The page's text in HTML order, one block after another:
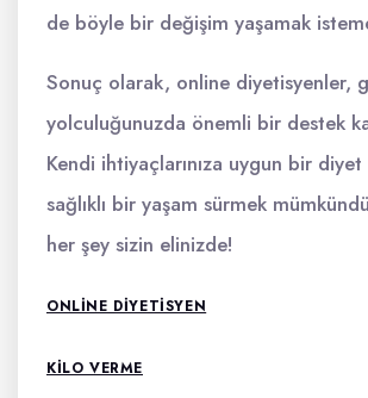
de böyle bir değişim yaşamak
Sonuç olarak, online diyetisyenler,
yolculuğunuzda önemli bir destek
Kendi ihtiyaçlarınıza uygun bir diyet
sağlıklı bir yaşam sürmek
her şey sizin elinizde!
ONLINE DIYETISYEN
KILO VERME